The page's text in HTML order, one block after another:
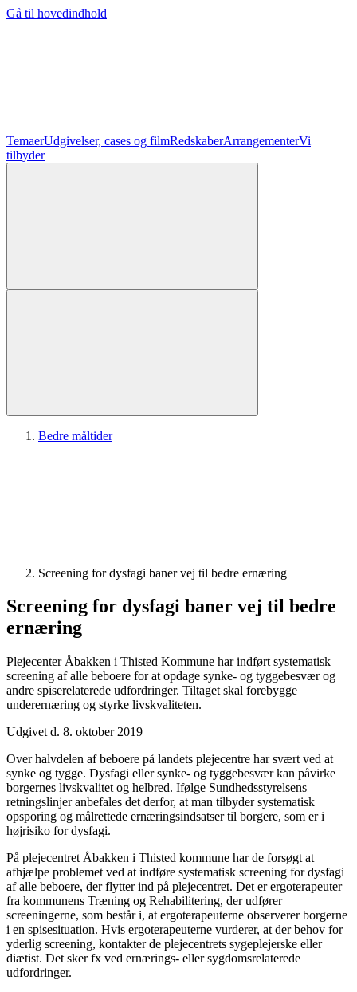
Gå til hovedindhold
TemaerUdgivelser, cases og filmRedskaberArrangementerVi
tilbyder
Bedre måltider
Screening for dysfagi baner vej til bedre ernæring
Screening for dysfagi baner vej til bedre
ernæring
Plejecenter Åbakken i Thisted Kommune har indført systematisk
screening af alle beboere for at opdage synke- og tyggebesvær og
andre spiserelaterede udfordringer. Tiltaget skal forebygge
underernæring og styrke livskvaliteten.
Udgivet d. 8. oktober 2019
Over halvdelen af beboere på landets plejecentre har svært ved at
synke og tygge. Dysfagi eller synke- og tyggebesvær kan påvirke
borgernes livskvalitet og helbred. Ifølge Sundhedsstyrelsens
retningslinjer anbefales det derfor, at man tilbyder systematisk
opsporing og målrettede ernæringsindsatser til borgere, som er i
højrisiko for dysfagi.
På plejecentret Åbakken i Thisted kommune har de forsøgt at
afhjælpe problemet ved at indføre systematisk screening for dysfagi
af alle beboere, der flytter ind på plejecentret. Det er ergoterapeuter
fra kommunens Træning og Rehabilitering, der udfører
screeningerne, som består i, at ergoterapeuterne observerer borgerne
i en spisesituation. Hvis ergoterapeuterne vurderer, at der behov for
yderlig screening, kontakter de plejecentrets sygeplejerske eller
diætist. Det sker fx ved ernærings- eller sygdomsrelaterede
udfordringer.